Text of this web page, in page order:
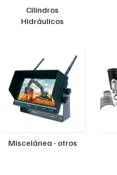
Cilindros
Hidráulicos
Miscelánea - otros